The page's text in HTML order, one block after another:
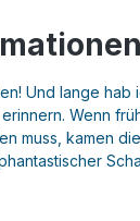
Und lange
Wenn
muss, kamen